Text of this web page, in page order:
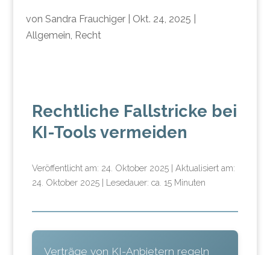
von Sandra Frauchiger| Okt. 24, 2025
Allgemein Recht
Rechtliche Fallstricke bei
KI-Tools vermeiden
Veröffentlicht am: 24. Oktober 2025 | Aktualisiert am:
24. Oktober 2025 | Lesedauer: ca. 15 Minuten
Verträge von KI-Anbietern regeln